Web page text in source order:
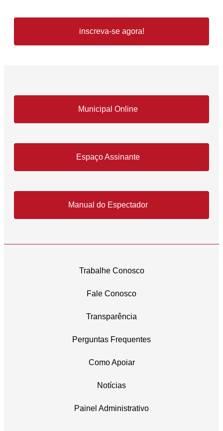
inscreva-se agora!
Municipal Online
Espaço Assinante
Manual do Espectador
Trabalhe Conosco
Fale Conosco
Transparência
Perguntas Frequentes
Como Apoiar
Notícias
Painel Administrativo